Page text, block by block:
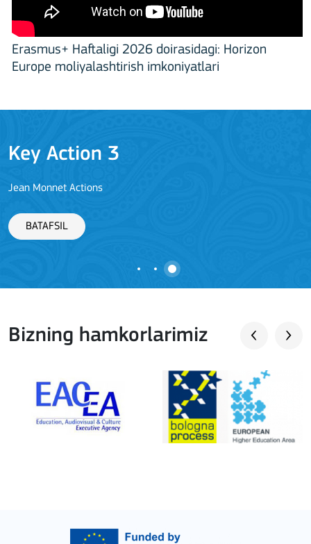
Erasmus+ Haftaligi 2026 doirasidagi: Horizon
Europe moliyalashtirish imkoniyatlari
Key Action 3
Jean Monnet Actions
BATAFSIL
Bizning hamkorlarimiz